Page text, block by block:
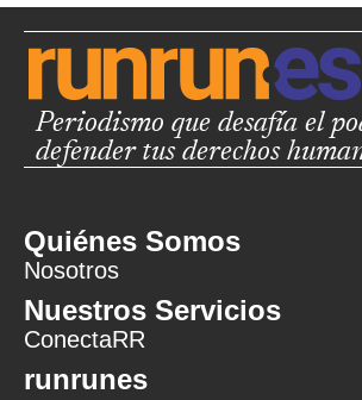
Periodismo que desafía el
defender tus derechos
Quiénes Somos
Nosotros
Nuestros Servicios
ConectaRR
runrunes